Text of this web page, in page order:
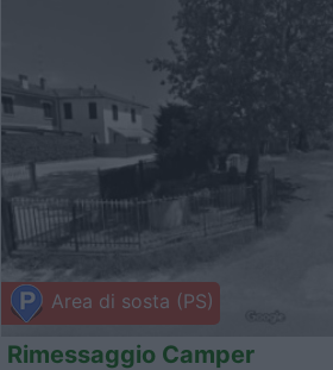
Area di sosta (PS)
Rimessaggio Camper